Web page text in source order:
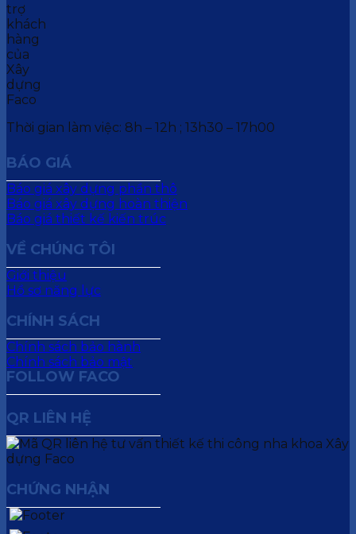
Thời gian làm việc: 8h – 12h ; 13h30 – 17h00
BÁO GIÁ
Báo giá xây dựng phần thô
Báo giá xây dựng hoàn thiện
Báo giá thiết kế kiến trúc
VỀ CHÚNG TÔI
Giới thiệu
Hồ sơ năng lực
CHÍNH SÁCH
Chính sách bảo hành
Chính sách bảo mật
FOLLOW FACO
QR LIÊN HỆ
CHỨNG NHẬN